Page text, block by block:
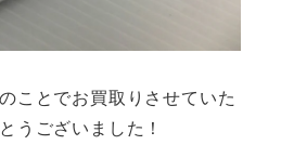
ことでお買取りさせていた
うございました！